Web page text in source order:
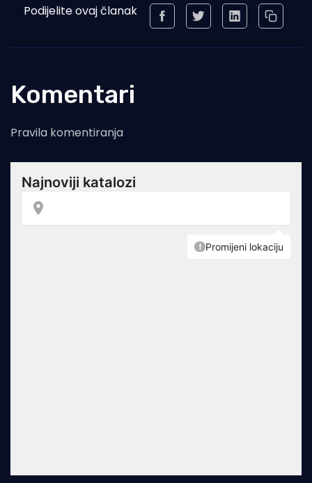
Podijelite ovaj članak
Komentari
Pravila komentiranja